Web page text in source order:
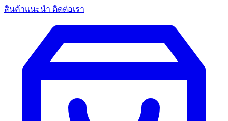
สินค้าแนะนำ ติดต่อเรา